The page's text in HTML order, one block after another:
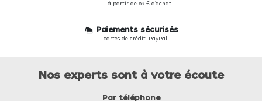
à partir de 69 € d'achat
Paiements sécurisés
cartes de crédit, PayPal...
Nos experts sont à votre écoute
Par téléphone